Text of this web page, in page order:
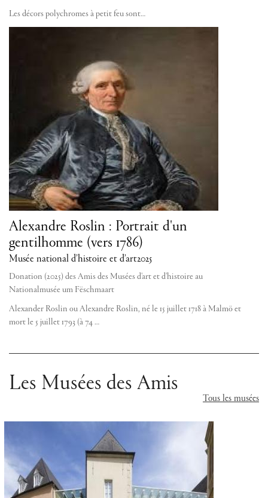
Les décors polychromes à petit feu sont…
Alexandre Roslin : Portrait d'un
gentilhomme (vers 1786)
Musée national d’histoire et d’art2025
Donation (2025) des Amis des Musées d'art et d'histoire au
Nationalmusée um Fëschmaart
Alexander Roslin ou Alexandre Roslin, né le 15 juillet 1718 à Malmö et
mort le 5 juillet 1793 (à 74 …
Les Musées des Amis
Tous les musées